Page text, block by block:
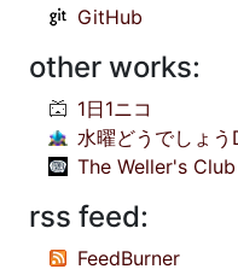
GitHub
other works:
1日1ニコ
水曜どうでしょ
The Weller's Club
rss feed:
FeedBurner